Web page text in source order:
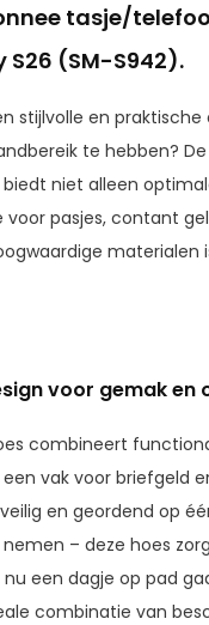
tasje/
(SM-S942).
stijlvolle en
te hebben? De
biedt niet alleen
pasjes, contant
voor gemak en
combineert
een vak voor briefgeld
en geordend op
– deze hoes
een dagje op pad
combinatie van